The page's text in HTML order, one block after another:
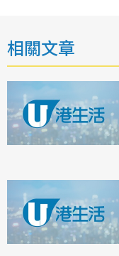
相關文章